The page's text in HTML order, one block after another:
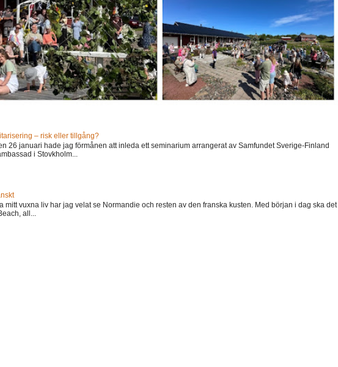
– risk eller tillgång?
26 januari hade jag förmånen att inleda ett seminarium arrangerat av Samfundet Sverige-Finland
i Stovkholm...
mitt vuxna liv har jag velat se Normandie och resten av den franska kusten. Med början i dag ska det
all...